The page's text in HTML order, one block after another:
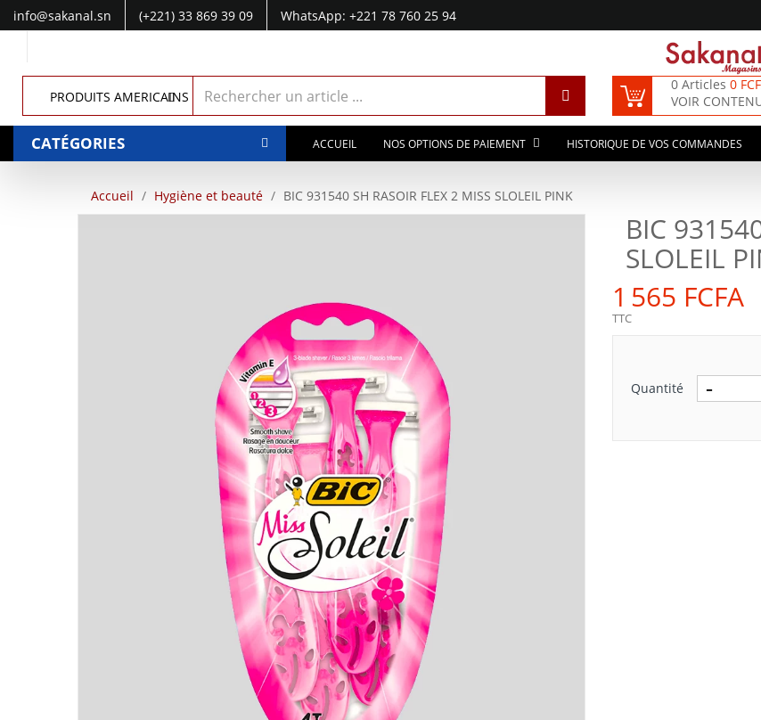
info@sakanal.sn (+221) 33 869 39 09
WhatsApp: +221 78 760 25 94
PRODUITS AMERICAINS
0 Articles 0
VOIR
CATÉGORIES ACCUEIL NOS OPTIONS DE PAIEMENT HISTORIQUE DE VOS COMMANDES
Accueil Hygiène et beauté BIC 931540 SH RASOIR FLEX 2 MISS SLOLEIL PINK
BIC
SLOLEIL
1 565 FCFA
TTC
Quantité